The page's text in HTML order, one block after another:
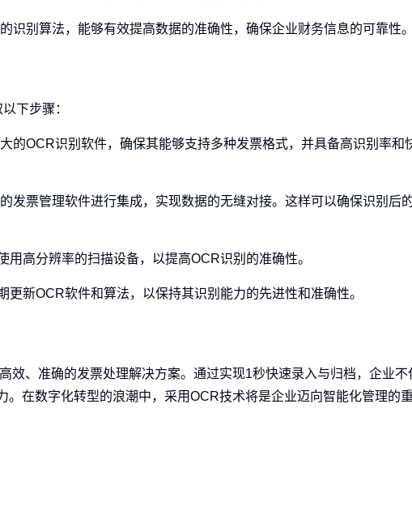
识别算法，能够有效提高数据的准确性，确保企业财务信息的可靠性。
下步骤：
的OCR识别软件，确保其能够支持多种发票格式，并具备高识别率和
发票管理软件进行集成，实现数据的无缝对接。这样可以确保识别后
高分辨率的扫描设备，以提高OCR识别的准确性。
新OCR软件和算法，以保持其识别能力的先进性和准确性。
效、准确的发票处理解决方案。通过实现1秒快速录入与归档，企业不
在数字化转型的浪潮中，采用OCR技术将是企业迈向智能化管理的重